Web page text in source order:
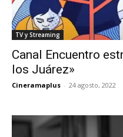
TV y Streaming
Canal Encuentro
los Juárez»
Cineramaplus - 24 agosto, 2022